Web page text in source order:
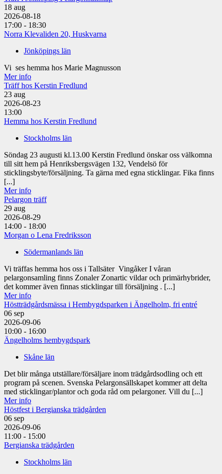
18 aug
2026-08-18
17:00 - 18:30
Norra Klevaliden 20, Huskvarna
Jönköpings län
Vi ses hemma hos Marie Magnusson
Mer info
Träff hos Kerstin Fredlund
23 aug
2026-08-23
13:00
Hemma hos Kerstin Fredlund
Stockholms län
Söndag 23 augusti kl.13.00 Kerstin Fredlund önskar oss välkomna
till sitt hem på Henriksbergsvägen 132, Vendelsö för
sticklingsbyte/försäljning. Ta gärna med egna sticklingar. Fika finns
[...]
Mer info
Pelargon träff
29 aug
2026-08-29
14:00 - 18:00
Morgan o Lena Fredriksson
Södermanlands län
Vi träffas hemma hos oss i Tallsäter Vingåker I våran
pelargonsamling finns Zonaler Zonartic vildar och primärhybrider,
det kommer även finnas sticklingar till försäljning . [...]
Mer info
Höstträdgårdsmässa i Hembygdsparken i Ängelholm, fri entré
06 sep
2026-09-06
10:00 - 16:00
Ängelholms hembygdspark
Skåne län
Det blir många utställare/försäljare inom trädgårdsodling och ett
program på scenen. Svenska Pelargonsällskapet kommer att delta
med sticklingar/plantor och goda råd om pelargoner. Vill du [...]
Mer info
Höstfest i Bergianska trädgården
06 sep
2026-09-06
11:00 - 15:00
Bergianska trädgården
Stockholms län